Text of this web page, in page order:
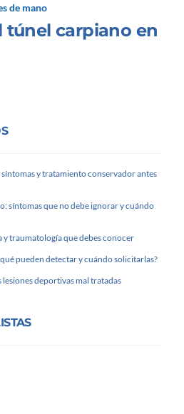
de mano
túnel carpiano en
síntomas y tratamiento conservador antes
síntomas que no debe ignorar y cuándo
traumatología que debes conocer
pueden detectar y cuándo solicitarlas?
lesiones deportivas mal tratadas